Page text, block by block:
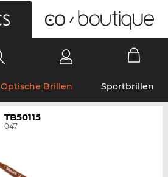
Optische Brillen Sportbrillen
TB50115
047